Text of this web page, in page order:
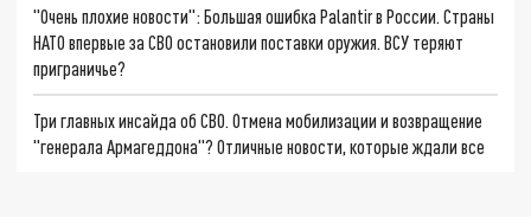
"Очень плохие новости": Большая ошибка Palantir в России. Страны
НАТО впервые за СВО остановили поставки оружия. ВСУ теряют
приграничье?
Три главных инсайда об СВО. Отмена мобилизации и возвращение
"генерала Армагеддона"? Отличные новости, которые ждали все